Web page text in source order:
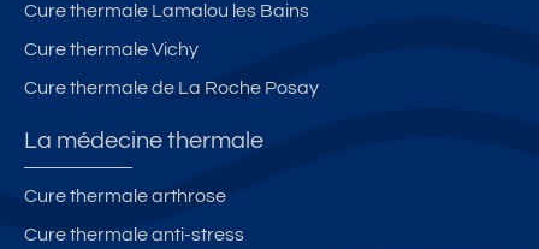
Cure thermale Lamalou les Bains
Cure thermale Vichy
Cure thermale de La Roche Posay
La médecine thermale
Cure thermale arthrose
Cure thermale anti-stress